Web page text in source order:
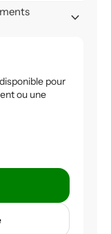
pour
ou une
keyboard_arrow_down